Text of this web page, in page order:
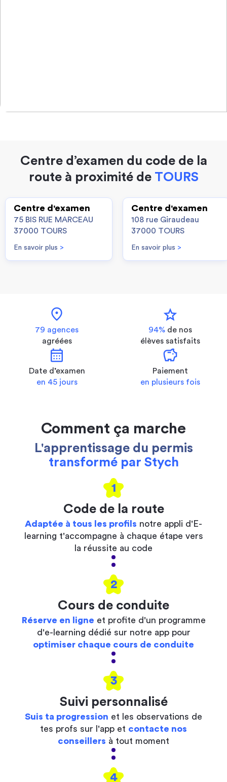
Centre d’examen du code de la
route à proximité de TOURS
Centre d'examen
75 BIS RUE MARCEAU
37000 TOURS
En savoir plus >
Centre d'examen
108 rue Giraudeau
37000 TOURS
En savoir plus >
location_on
79 agences
agréées
star
94% de nos
élèves satisfaits
calendar_month
Date d’examen
en 45 jours
savings
Paiement
en plusieurs fois
Comment ça marche
L'apprentissage du permis
transformé par Stych
1
Code de la route
Adaptée à tous les profils notre appli d'E-
learning t'accompagne à chaque étape vers
la réussite au code
2
Cours de conduite
Réserve en ligne et profite d'un programme
d'e-learning dédié sur notre app pour
optimiser chaque cours de conduite
3
Suivi personnalisé
Suis ta progression et les observations de
tes profs sur l'app et contacte nos
conseillers à tout moment
4